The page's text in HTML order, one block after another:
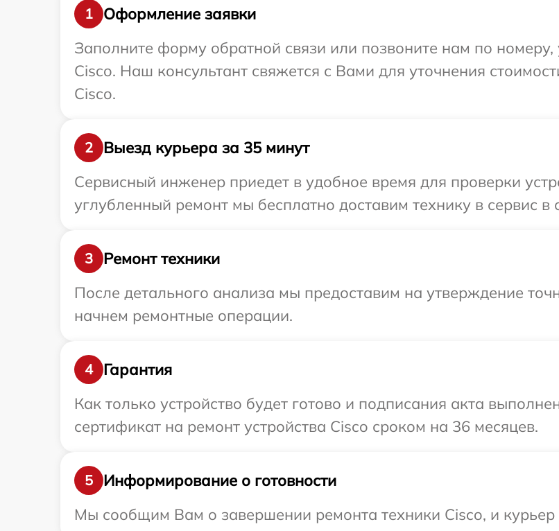
1
Оформление заявки
Заполните форму обратной связи или позвоните нам по номеру,
Cisco. Наш консультант свяжется с Вами для уточнения
Cisco.
2
Выезд курьера за 35 минут
Сервисный инженер приедет в удобное время для проверки
углубленный ремонт мы бесплатно доставим технику в сервис в
3
Ремонт техники
После детального анализа мы предоставим на утверждение
начнем ремонтные операции.
4
Гарантия
Как только устройство будет готово и подписания акта
сертификат на ремонт устройства Cisco сроком на 36 месяцев.
5
Информирование о готовности
Мы сообщим Вам о завершении ремонта техники Cisco, и